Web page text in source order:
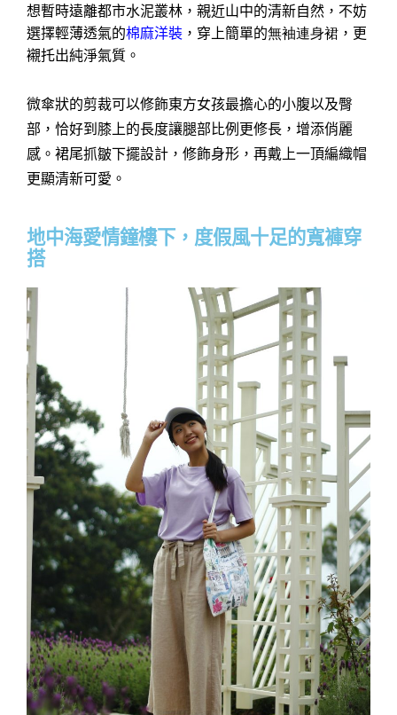
想暫時遠離都市水泥叢林，親近山中的清新自然，不妨
選擇輕薄透氣的棉麻洋裝 ，穿上簡單的無袖連身裙 ，更
襯托出純淨氣質。
微傘狀的剪裁可以修飾東方女孩最擔心的小腹以及臀
部，恰好到膝上的長度讓腿部比例更修長，增添俏麗
感。裙尾抓皺下擺設計，修飾身形，再戴上一頂編織帽
更顯清新可愛。
地中海愛情鐘樓下，度假風十足的寬褲穿
搭